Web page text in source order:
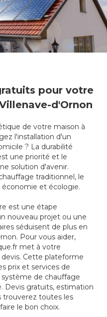
pour votre
d'Ornon
de votre maison à
l'installation d'un
? La durabilité
une priorité et le
solution d'avenir.
traditionnel, le
économie et écologie.
est une étape
nouveau projet ou une
séduisent de plus en
Pour vous aider,
met à votre
Cette plateforme
prix et services de
de chauffage
Devis gratuits, estimation
trouverez toutes les
le bon choix.